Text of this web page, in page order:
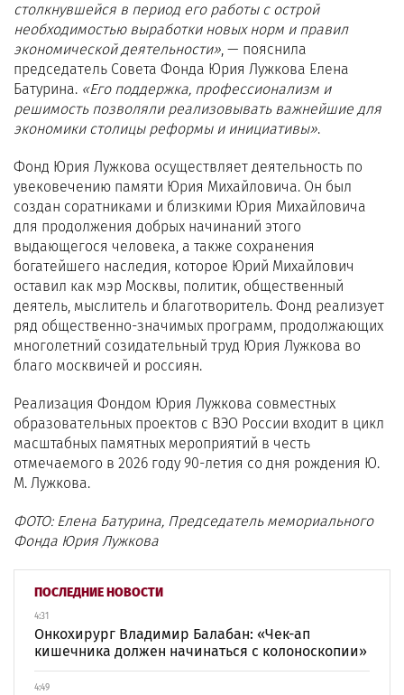
ПОСЛЕДНИЕ НОВОСТИ
4:31
Онкохирург Владимир Балабан: «Чек-ап
кишечника должен начинаться с колоноскопии»
4:49
столкнувшейся в период его работы с острой
необходимостью выработки новых норм и правил
экономической деятельности», — пояснила
председатель Совета Фонда Юрия Лужкова Елена
Батурина. «Его поддержка, профессионализм и
решимость позволяли реализовывать важнейшие для
экономики столицы реформы и инициативы».
Фонд Юрия Лужкова осуществляет деятельность по
увековечению памяти Юрия Михайловича. Он был
создан соратниками и близкими Юрия Михайловича
для продолжения добрых начинаний этого
выдающегося человека, а также сохранения
богатейшего наследия, которое Юрий Михайлович
оставил как мэр Москвы, политик, общественный
деятель, мыслитель и благотворитель. Фонд реализует
ряд общественно-значимых программ, продолжающих
многолетний созидательный труд Юрия Лужкова во
благо москвичей и россиян.
Реализация Фондом Юрия Лужкова совместных
образовательных проектов с ВЭО России входит в цикл
масштабных памятных мероприятий в честь
отмечаемого в 2026 году 90-летия со дня рождения Ю.
М. Лужкова.
ФОТО: Елена Батурина, Председатель мемориального
Фонда Юрия Лужкова